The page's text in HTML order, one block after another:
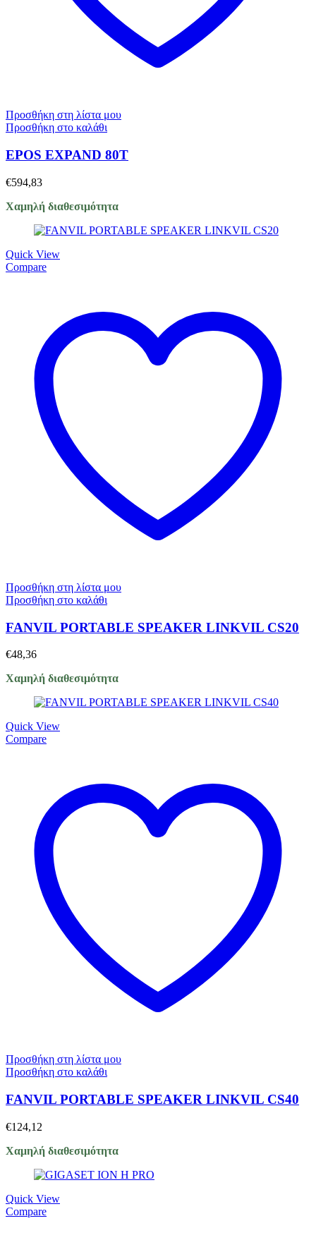
Προσθήκη στη λίστα μου
Προσθήκη στο καλάθι
EPOS EXPAND 80T
€594,83
Χαμηλή διαθεσιμότητα
Quick View
Compare
Προσθήκη στη λίστα μου
Προσθήκη στο καλάθι
FANVIL PORTABLE SPEAKER LINKVIL CS20
€48,36
Χαμηλή διαθεσιμότητα
Quick View
Compare
Προσθήκη στη λίστα μου
Προσθήκη στο καλάθι
FANVIL PORTABLE SPEAKER LINKVIL CS40
€124,12
Χαμηλή διαθεσιμότητα
Quick View
Compare